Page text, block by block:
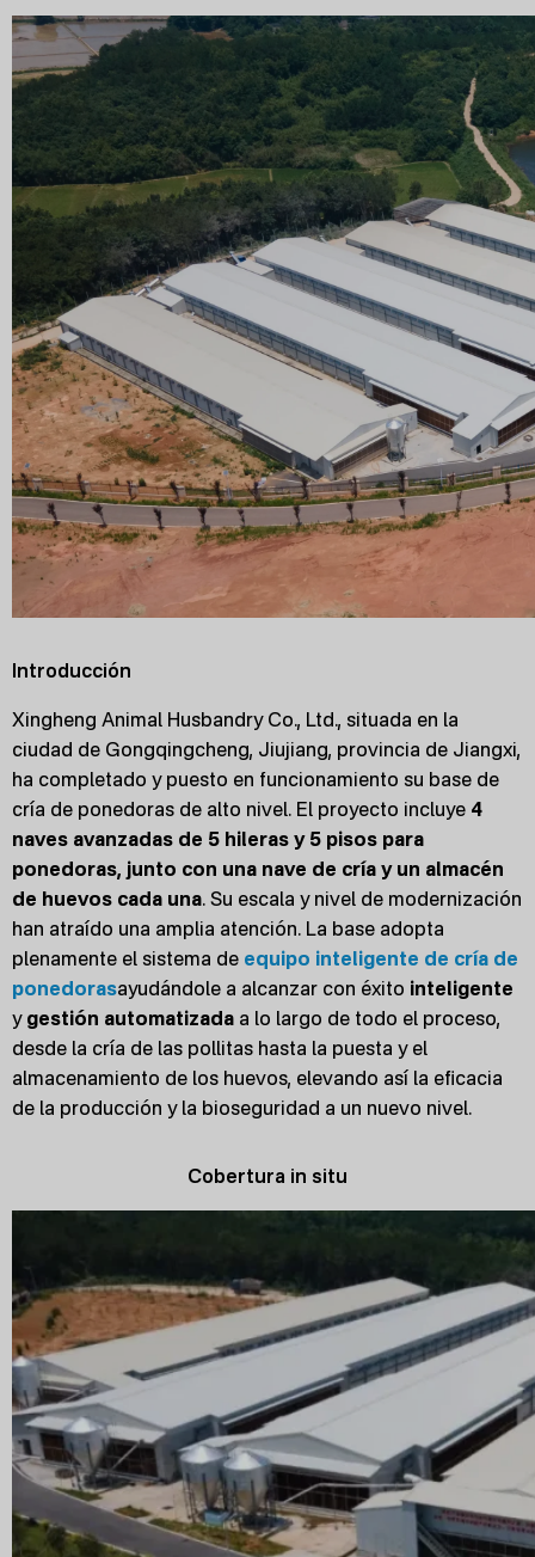
Introducción
Xingheng Animal Husbandry Co., Ltd., situada en la
ciudad de Gongqingcheng, Jiujiang, provincia de Jiangxi,
ha completado y puesto en funcionamiento su base de
cría de ponedoras de alto nivel. El proyecto incluye 4
naves avanzadas de 5 hileras y 5 pisos para
ponedoras, junto con una nave de cría y un almacén
de huevos cada una. Su escala y nivel de modernización
han atraído una amplia atención. La base adopta
plenamente el sistema de equipo inteligente de cría de
ponedorasayudándole a alcanzar con éxito inteligente
y gestión automatizada a lo largo de todo el proceso,
desde la cría de las pollitas hasta la puesta y el
almacenamiento de los huevos, elevando así la eficacia
de la producción y la bioseguridad a un nuevo nivel.
Cobertura in situ